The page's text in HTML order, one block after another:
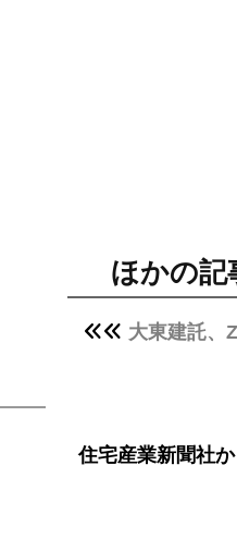
ほかの記
大東建託、
住宅産業新聞社